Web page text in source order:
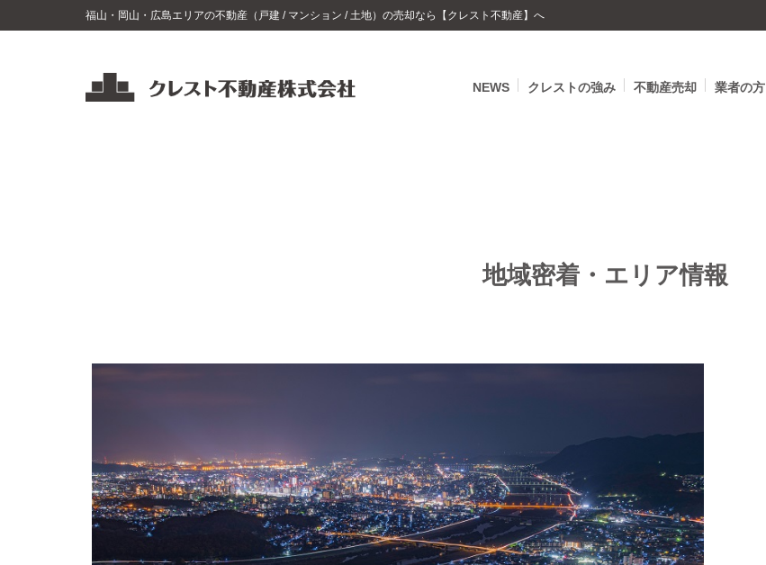
ン
福山・岡山・広島エリアの不動産（戸建 / マンション / 土地）の売却なら【クレスト不動産】へ
不
動
産
売
NEWS クレストの強み 不動産売却 業者の方
地域密着・エリア情報